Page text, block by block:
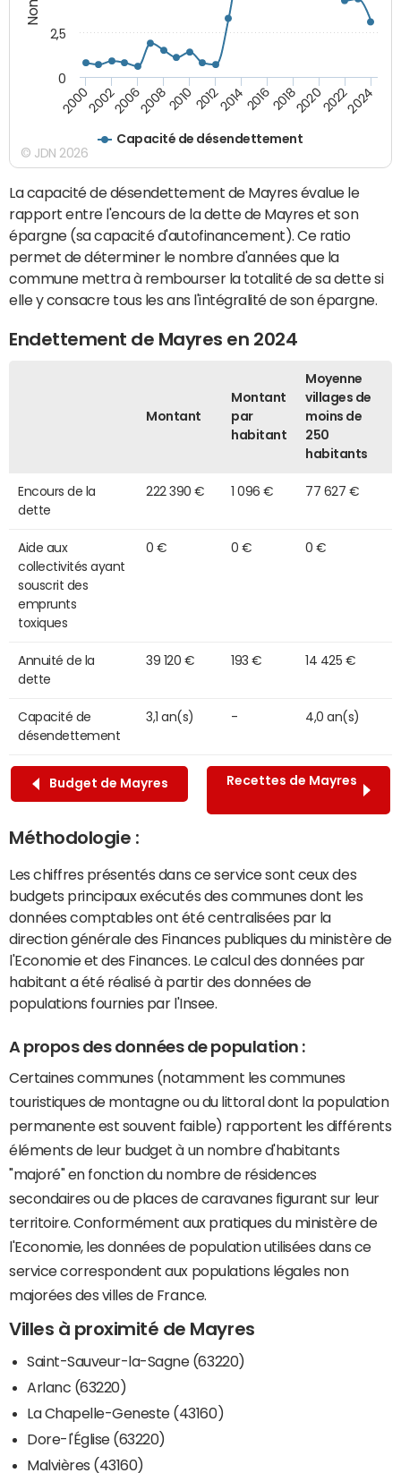
Capacité de désendettement
20002002200620082010 2012201420162018202020222024
0
2,5
© JDN 2026
La capacité de désendettement de Mayres évalue le
rapport entre l'encours de la dette de Mayres et son
épargne (sa capacité d'autofinancement). Ce ratio
permet de déterminer le nombre d'années que la
commune mettra à rembourser la totalité de sa dette si
elle y consacre tous les ans l'intégralité de son épargne.
Endettement de Mayres en 2024
Montant
Montant
par
habitant
Moyenne
villages de
moins de
250
habitants
Encours de la
dette
222 390 € 1 096 € 77 627 €
Aide aux
collectivités ayant
souscrit des
emprunts
toxiques
0 € 0 € 0 €
Annuité de la
dette
39 120 € 193 € 14 425 €
Capacité de
désendettement
3,1 an(s) - 4,0 an(s)
Budget de Mayres Recettes de Mayres
Méthodologie :
Les chiffres présentés dans ce service sont ceux des
budgets principaux exécutés des communes dont les
données comptables ont été centralisées par la
direction générale des Finances publiques du ministère de
l'Economie et des Finances. Le calcul des données par
habitant a été réalisé à partir des données de
populations fournies par l'Insee.
A propos des données de population :
Certaines communes (notamment les communes
touristiques de montagne ou du littoral dont la population
permanente est souvent faible) rapportent les différents
éléments de leur budget à un nombre d'habitants
"majoré" en fonction du nombre de résidences
secondaires ou de places de caravanes figurant sur leur
territoire. Conformément aux pratiques du ministère de
l'Economie, les données de population utilisées dans ce
service correspondent aux populations légales non
majorées des villes de France.
Villes à proximité de Mayres
Saint-Sauveur-la-Sagne (63220)
Arlanc (63220)
La Chapelle-Geneste (43160)
Dore-l'Église (63220)
Malvières (43160)